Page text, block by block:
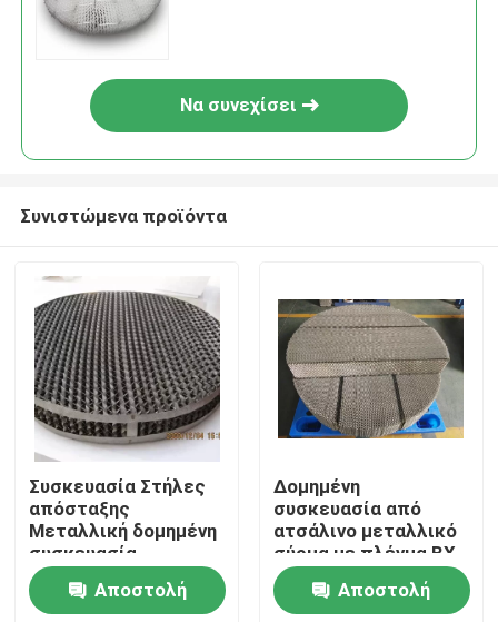
Προϊόντα
Βίντεο
Να συνεχίσει
Συνιστώμενα προϊόντα
Συσκευασία Στήλες
απόσταξης
Μεταλλική δομημένη
συσκευασία
Ατσάλινο σύρμα
Αποστολή
Δομημένη
συσκευασία από
ατσάλινο μεταλλικό
σύρμα με πλέγμα BX
PLUS για στήλη
απόσταξηςΑποστολή